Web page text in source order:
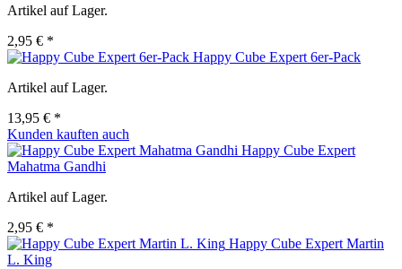
Artikel auf Lager.
2,95 € *
Happy Cube Expert 6er-Pack
Artikel auf Lager.
13,95 € *
Kunden kauften auch
Happy Cube Expert
Mahatma Gandhi
Artikel auf Lager.
2,95 € *
Happy Cube Expert Martin
L. King